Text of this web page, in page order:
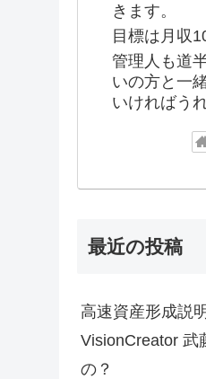
きます。
目標は月収
管理人も道
いの方と一
いければう
最近の投稿
高速資産形成説
VisionCreator 武
の？